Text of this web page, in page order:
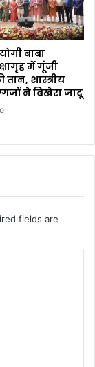
बाबा
में गूंजी
तान, शास्त्रीय
ने बिखेरा जादू
fields are